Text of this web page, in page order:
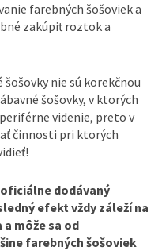
farebných šošoviek a
zakúpiť roztok a
nie sú korekčnou
šošovky, v ktorých
videnie, preto v
činnosti pri ktorých
dodávaný
efekt vždy záleží na
môže sa od
farebných šošoviek